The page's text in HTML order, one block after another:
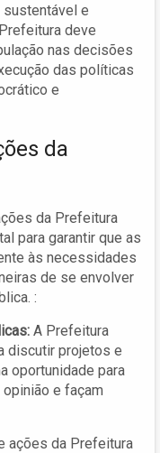
sustentável e
deve
nas decisões
das políticas
e
da
da Prefeitura
para garantir que as
às necessidades
de se envolver
:
A Prefeitura
discutir projetos e
oportunidade para
e façam
ações da Prefeitura